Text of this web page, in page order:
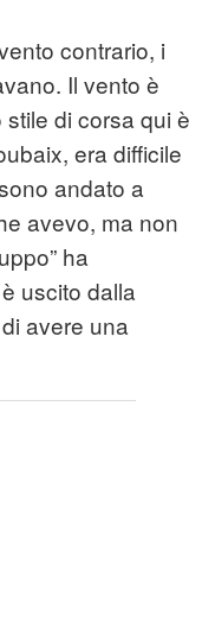
contrario, i
Il vento è
di corsa qui è
era difficile
andato a
avevo, ma non
ha
uscito dalla
avere una